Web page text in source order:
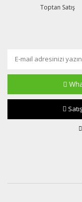
Toptan Satış